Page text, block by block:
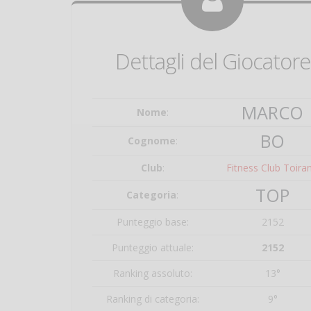
Dettagli del Giocatore
Nome: MARCO
Cognome: BO
Club: Fitness Club
Categoria: TOP
Punteggio base:
2152
Punteggio attuale:
2152
Ranking assoluto:
13°
Ranking di categoria:
9°